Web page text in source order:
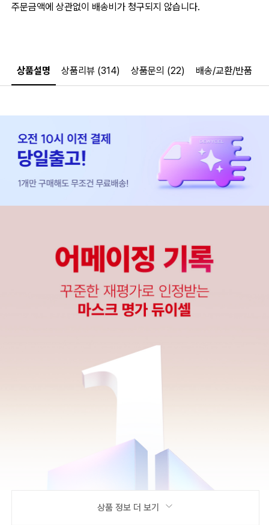
주문금액에 상관없이 배송비가 청구되지 않습니다.
상품설명 상품리뷰 (314) 상품문의 (22) 배송/교환/반품
상품 정보 더 보기